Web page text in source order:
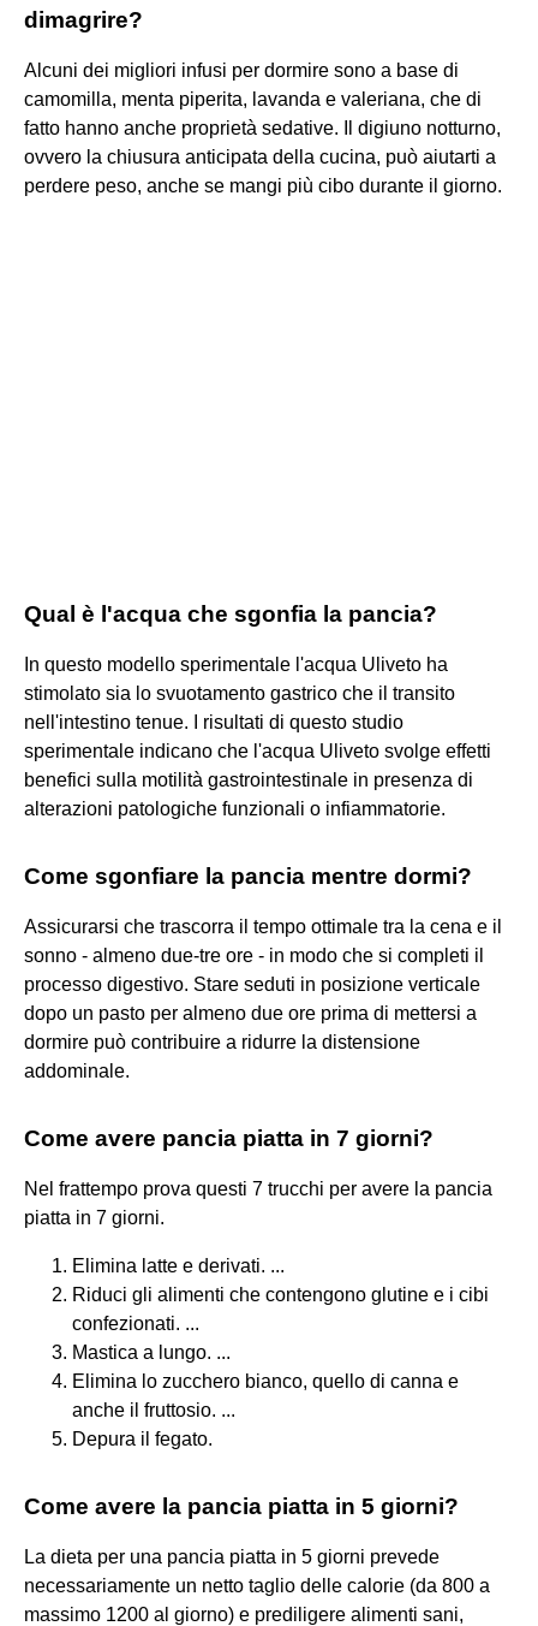
dimagrire?
Alcuni dei migliori infusi per dormire sono a base di
camomilla, menta piperita, lavanda e valeriana, che di
fatto hanno anche proprietà sedative. Il digiuno notturno,
ovvero la chiusura anticipata della cucina, può aiutarti a
perdere peso, anche se mangi più cibo durante il giorno.
Qual è l'acqua che sgonfia la pancia?
In questo modello sperimentale l'acqua Uliveto ha
stimolato sia lo svuotamento gastrico che il transito
nell'intestino tenue. I risultati di questo studio
sperimentale indicano che l'acqua Uliveto svolge effetti
benefici sulla motilità gastrointestinale in presenza di
alterazioni patologiche funzionali o infiammatorie.
Come sgonfiare la pancia mentre dormi?
Assicurarsi che trascorra il tempo ottimale tra la cena e il
sonno - almeno due-tre ore - in modo che si completi il
processo digestivo. Stare seduti in posizione verticale
dopo un pasto per almeno due ore prima di mettersi a
dormire può contribuire a ridurre la distensione
addominale.
Come avere pancia piatta in 7 giorni?
Nel frattempo prova questi 7 trucchi per avere la pancia
piatta in 7 giorni.
Elimina latte e derivati. ...
Riduci gli alimenti che contengono glutine e i cibi
confezionati. ...
Mastica a lungo. ...
Elimina lo zucchero bianco, quello di canna e
anche il fruttosio. ...
Depura il fegato.
Come avere la pancia piatta in 5 giorni?
La dieta per una pancia piatta in 5 giorni prevede
necessariamente un netto taglio delle calorie (da 800 a
massimo 1200 al giorno) e prediligere alimenti sani,